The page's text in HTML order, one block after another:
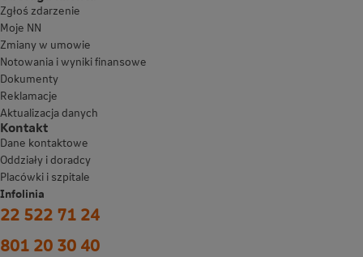
Zgłoś zdarzenie
Moje NN
Zmiany w umowie
Notowania i wyniki finansowe
Dokumenty
Reklamacje
Aktualizacja danych
Kontakt
Dane kontaktowe
Oddziały i doradcy
Placówki i szpitale
Infolinia
22 522 71 24
801 20 30 40